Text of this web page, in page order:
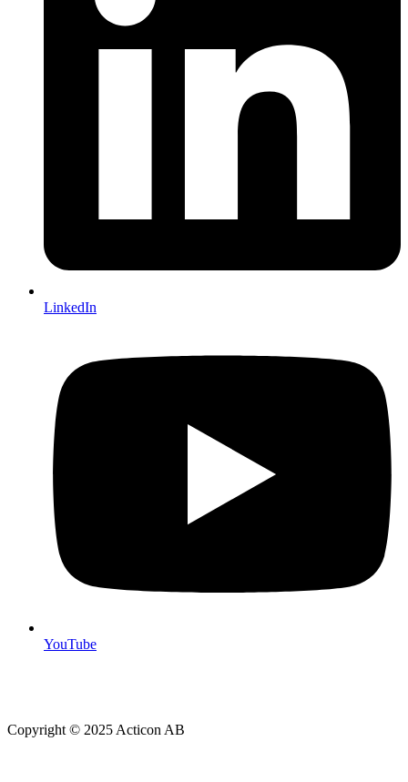
LinkedIn
YouTube
Copyright © 2025 Acticon AB